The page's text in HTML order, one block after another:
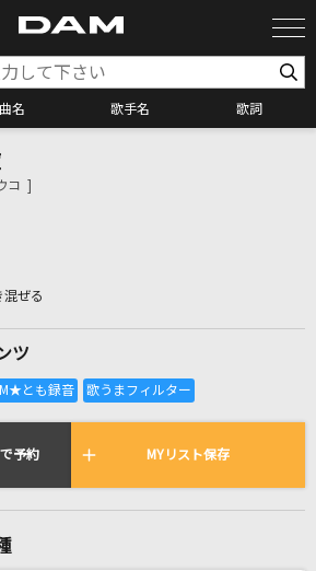
曲名 歌手名 歌詞
全国りれき
ムで歌われている曲の一覧
コ ]
混ぜる
ツ
予約 MYリスト保存